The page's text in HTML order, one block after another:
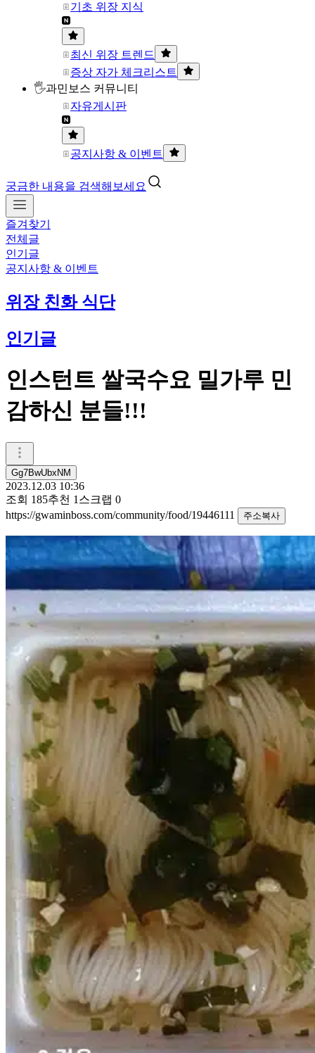
기초 위장 지식
최신 위장 트렌드
증상 자가 체크리스트
🖐과민보스 커뮤니티
자유게시판
공지사항 & 이벤트
궁금한 내용을 검색해보세요
즐겨찾기
전체글
인기글
공지사항 & 이벤트
위장 친화 식단
인기글
인스턴트 쌀국수요 밀가루 민
감하신 분들!!!
Gg7BwUbxNM
2023.12.03 10:36
조회 185추천 1 스크랩 0
https://gwaminboss.com/community/food/19446111
주소복사